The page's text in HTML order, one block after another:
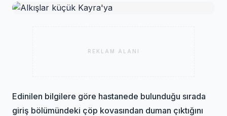
REKLAM ALANI
Edinilen bilgilere göre hastanede bulunduğu sırada
giriş bölümündeki çöp kovasından duman çıktığını